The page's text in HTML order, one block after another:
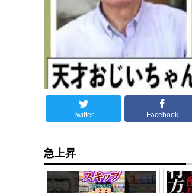
Twitter Facebook
急上昇